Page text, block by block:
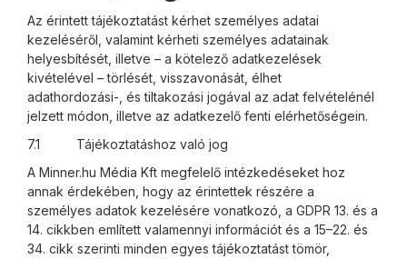
Az érintett tájékoztatást kérhet személyes adatai
kezeléséről, valamint kérheti személyes adatainak
helyesbítését, illetve – a kötelező adatkezelések
kivételével – törlését, visszavonását, élhet
adathordozási-, és tiltakozási jogával az adat felvételénél
jelzett módon, illetve az adatkezelő fenti elérhetőségein.
7.1 Tájékoztatáshoz való jog
A Minner.hu Média Kft megfelelő intézkedéseket hoz
annak érdekében, hogy az érintettek részére a
személyes adatok kezelésére vonatkozó, a GDPR 13. és a
14. cikkben említett valamennyi információt és a 15–22. és
34. cikk szerinti minden egyes tájékoztatást tömör,